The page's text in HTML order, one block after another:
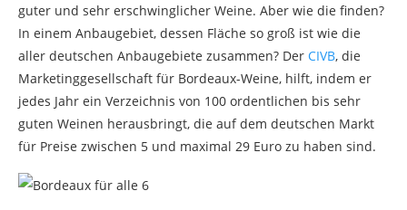
guter und sehr erschwinglicher Weine. Aber wie die finden?
In einem Anbaugebiet, dessen Fläche so groß ist wie die
aller deutschen Anbaugebiete zusammen? Der CIVB, die
Marketinggesellschaft für Bordeaux-Weine, hilft, indem er
jedes Jahr ein Verzeichnis von 100 ordentlichen bis sehr
guten Weinen herausbringt, die auf dem deutschen Markt
für Preise zwischen 5 und maximal 29 Euro zu haben sind.